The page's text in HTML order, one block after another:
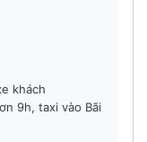
khách
9h, taxi vào Bãi